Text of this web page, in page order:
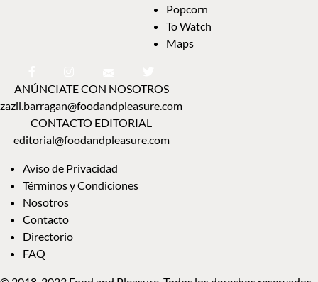
Popcorn
To Watch
Maps
ANÚNCIATE CON NOSOTROS
zazil.barragan@foodandpleasure.com
CONTACTO EDITORIAL
editorial@foodandpleasure.com
Aviso de Privacidad
Términos y Condiciones
Nosotros
Contacto
Directorio
FAQ